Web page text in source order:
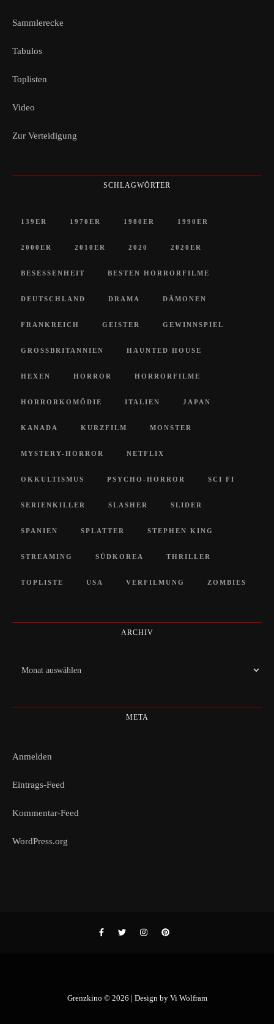
Sammlerecke
Tabulos
Toplisten
Video
Zur Verteidigung
SCHLAGWÖRTER
139ER 1970ER 1980ER 1990ER
2000ER 2010ER 2020 2020ER
BESESSENHEIT BESTEN HORRORFILME
DEUTSCHLAND DRAMA DÄMONEN
FRANKREICH GEISTER GEWINNSPIEL
GROSSBRITANNIEN HAUNTED HOUSE
HEXEN HORROR HORRORFILME
HORRORKOMÖDIE ITALIEN JAPAN
KANADA KURZFILM MONSTER
MYSTERY-HORROR NETFLIX
OKKULTISMUS PSYCHO-HORROR SCI FI
SERIENKILLER SLASHER SLIDER
SPANIEN SPLATTER STEPHEN KING
STREAMING SÜDKOREA THRILLER
TOPLISTE USA VERFILMUNG ZOMBIES
ARCHIV
Archiv
META
Anmelden
Eintrags-Feed
Kommentar-Feed
WordPress.org
Grenzkino © 2026 | Design by Vi Wolfram